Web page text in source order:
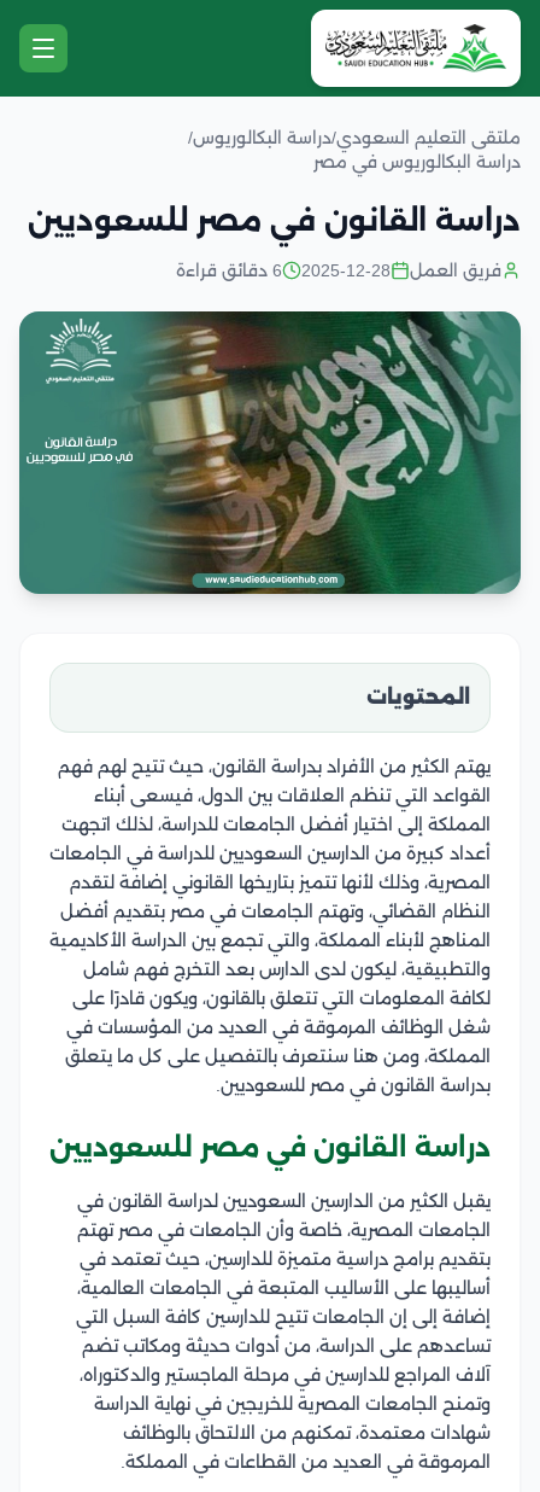
ملتقى التعليم السعودي/دراسة البكالوريوس/
دراسة البكالوريوس في مصر
دراسة القانون في مصر للسعوديين
فريق العمل 2025-12-28 6 دقائق قراءة
المحتويات
يهتم الكثير من الأفراد بدراسة القانون، حيث تتيح لهم فهم
القواعد التي تنظم العلاقات بين الدول، فيسعى أبناء
المملكة إلى اختيار أفضل الجامعات للدراسة، لذلك اتجهت
أعداد كبيرة من الدارسين السعوديين للدراسة في الجامعات
المصرية، وذلك لأنها تتميز بتاريخها القانوني إضافة لتقدم
النظام القضائي، وتهتم الجامعات في مصر بتقديم أفضل
المناهج لأبناء المملكة، والتي تجمع بين الدراسة الأكاديمية
والتطبيقية، ليكون لدى الدارس بعد التخرج فهم شامل
لكافة المعلومات التي تتعلق بالقانون، ويكون قادرًا على
شغل الوظائف المرموقة في العديد من المؤسسات في
المملكة، ومن هنا سنتعرف بالتفصيل على كل ما يتعلق
بدراسة القانون في مصر للسعوديين.
دراسة القانون في مصر للسعوديين
يقبل الكثير من الدارسين السعوديين لدراسة القانون في
الجامعات المصرية، خاصة وأن الجامعات في مصر تهتم
بتقديم برامج دراسية متميزة للدارسين، حيث تعتمد في
أساليبها على الأساليب المتبعة في الجامعات العالمية،
إضافة إلى إن الجامعات تتيح للدارسين كافة السبل التي
تساعدهم على الدراسة، من أدوات حديثة ومكاتب تضم
آلاف المراجع للدارسين في مرحلة الماجستير والدكتوراه،
وتمنح الجامعات المصرية للخريجين في نهاية الدراسة
شهادات معتمدة، تمكنهم من الالتحاق بالوظائف
المرموقة في العديد من القطاعات في المملكة.